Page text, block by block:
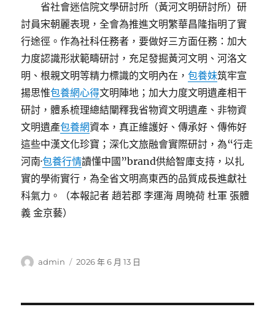
省社會迷信院文學研討所（黃河文明研討所）研
討員宋朝麗表現，全會為推進文明繁華昌隆指明了實
行途徑。作為社科任務者，要做好三方面任務：加大
力度認識形狀範疇研討，充足發掘黃河文明、河洛文
明、根親文明等精力標識的文明內在，包養妹筑牢宣
揚思惟包養網心得文明陣地；加大力度文明遺產相干
研討，體系梳理總結闡釋我省物資文明遺產、非物資
文明遺產包養網資本，真正維護好、傳承好、傳佈好
這些中漢文化珍寶；深化文旅融會實際研討，為“行走
河南·包養行情讀懂中國”brand供給智庫支持，以扎
實的學術實行，為全省文明高東西的品質成長進獻社
科氣力。（本報記者 趙若郡 李運海 周曉荷 杜軍 張體
義 金京藝）
作
admin
發
2026 年 6 月 13 日